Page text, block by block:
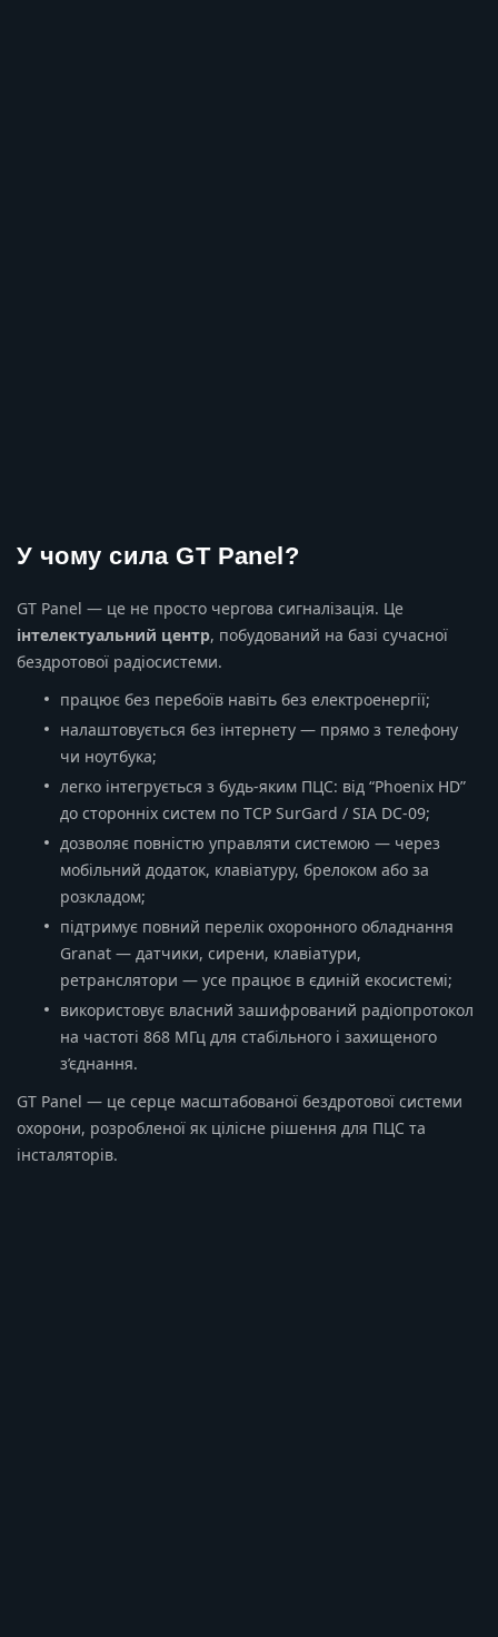
У чому сила GT Panel?
GT Panel — це не просто чергова сигналізація. Це
інтелектуальний центр, побудований на базі сучасної
бездротової радіосистеми.
працює без перебоїв навіть без електроенергії;
налаштовується без інтернету — прямо з телефону
чи ноутбука;
легко інтегрується з будь-яким ПЦС: від “Phoenix HD”
до сторонніх систем по TCP SurGard / SIA DC-09;
дозволяє повністю управляти системою — через
мобільний додаток, клавіатуру, брелоком або за
розкладом;
підтримує повний перелік охоронного обладнання
Granat — датчики, сирени, клавіатури,
ретранслятори — усе працює в єдиній екосистемі;
використовує власний зашифрований радіопротокол
на частоті 868 МГц для стабільного і захищеного
з’єднання.
GT Panel — це серце масштабованої бездротової системи
охорони, розробленої як цілісне рішення для ПЦС та
інсталяторів.